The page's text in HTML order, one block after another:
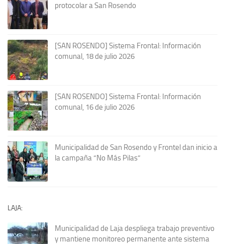
protocolar a San Rosendo
[SAN ROSENDO] Sistema Frontal: Información
comunal, 18 de julio 2026
[SAN ROSENDO] Sistema Frontal: Información
comunal, 16 de julio 2026
Municipalidad de San Rosendo y Frontel dan inicio a
la campaña “No Más Pilas”
LAJA:
Municipalidad de Laja despliega trabajo preventivo
y mantiene monitoreo permanente ante sistema